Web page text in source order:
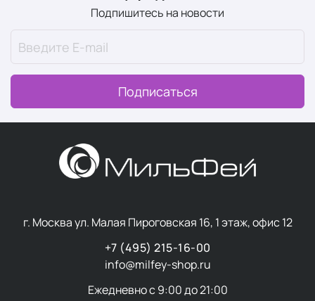
Подпишитесь на новости
Подписаться
г. Москва ул. Малая Пироговская 16, 1 этаж, офис 12
+7 (495) 215-16-00
info@milfey-shop.ru
Ежедневно с 9:00 до 21:00